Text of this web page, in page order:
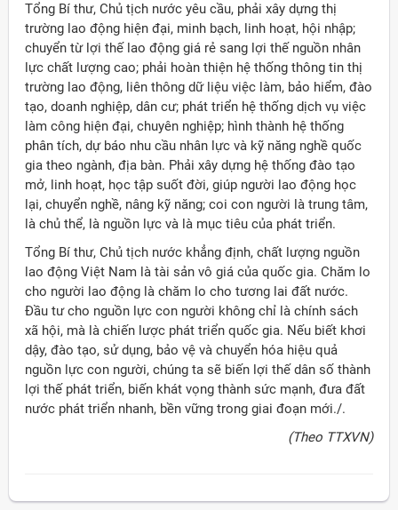
Tổng Bí thư, Chủ tịch nước yêu cầu, phải xây dựng thị
trường lao động hiện đại, minh bạch, linh hoạt, hội nhập;
chuyển từ lợi thế lao động giá rẻ sang lợi thế nguồn nhân
lực chất lượng cao; phải hoàn thiện hệ thống thông tin thị
trường lao động, liên thông dữ liệu việc làm, bảo hiểm, đào
tạo, doanh nghiệp, dân cư; phát triển hệ thống dịch vụ việc
làm công hiện đại, chuyên nghiệp; hình thành hệ thống
phân tích, dự báo nhu cầu nhân lực và kỹ năng nghề quốc
gia theo ngành, địa bàn. Phải xây dựng hệ thống đào tạo
mở, linh hoạt, học tập suốt đời, giúp người lao động học
lại, chuyển nghề, nâng kỹ năng; coi con người là trung tâm,
là chủ thể, là nguồn lực và là mục tiêu của phát triển.
Tổng Bí thư, Chủ tịch nước khẳng định, chất lượng nguồn
lao động Việt Nam là tài sản vô giá của quốc gia. Chăm lo
cho người lao động là chăm lo cho tương lai đất nước.
Đầu tư cho nguồn lực con người không chỉ là chính sách
xã hội, mà là chiến lược phát triển quốc gia. Nếu biết khơi
dậy, đào tạo, sử dụng, bảo vệ và chuyển hóa hiệu quả
nguồn lực con người, chúng ta sẽ biến lợi thế dân số thành
lợi thế phát triển, biến khát vọng thành sức mạnh, đưa đất
nước phát triển nhanh, bền vững trong giai đoạn mới./.
(Theo TTXVN)